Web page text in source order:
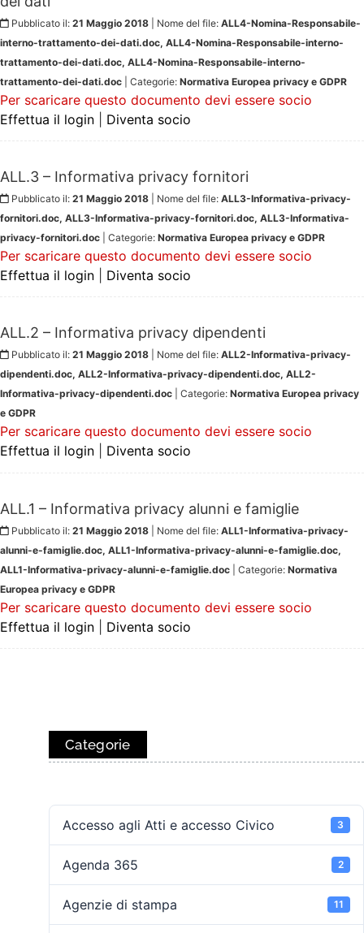
Pubblicato il: 21 Maggio 2018 | Nome del file: ALL4-Nomina-Responsabile-
interno-trattamento-dei-dati.doc, ALL4-Nomina-Responsabile-interno-
trattamento-dei-dati.doc, ALL4-Nomina-Responsabile-interno-
trattamento-dei-dati.doc | Categorie: Normativa Europea privacy e GDPR
Per scaricare questo documento devi essere socio
Effettua il login
Diventa socio
ALL.3 – Informativa privacy fornitori
Pubblicato il: 21 Maggio 2018 | Nome del file: ALL3-Informativa-privacy-
fornitori.doc, ALL3-Informativa-privacy-fornitori.doc, ALL3-Informativa-
privacy-fornitori.doc | Categorie: Normativa Europea privacy e GDPR
Per scaricare questo documento devi essere socio
Effettua il login
Diventa socio
ALL.2 – Informativa privacy dipendenti
Pubblicato il: 21 Maggio 2018 | Nome del file: ALL2-Informativa-privacy-
dipendenti.doc, ALL2-Informativa-privacy-dipendenti.doc, ALL2-
Informativa-privacy-dipendenti.doc | Categorie: Normativa Europea privacy
e GDPR
Per scaricare questo documento devi essere socio
Effettua il login
Diventa socio
ALL.1 – Informativa privacy alunni e famiglie
Pubblicato il: 21 Maggio 2018 | Nome del file: ALL1-Informativa-privacy-
alunni-e-famiglie.doc, ALL1-Informativa-privacy-alunni-e-famiglie.doc,
ALL1-Informativa-privacy-alunni-e-famiglie.doc | Categorie: Normativa
Europea privacy e GDPR
Per scaricare questo documento devi essere socio
Effettua il login
Diventa socio
Categorie
Accesso agli Atti e accesso Civico 3
Agenda 365 2
Agenzie di stampa 11